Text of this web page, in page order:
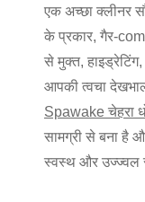
एक अच्छा क्लीनर
के प्रकार, गैर-
से मुक्त,
आपकी त्वचा
Spawake चेहरा
सामग्री से बना है
स्वस्थ और उज्ज्वल